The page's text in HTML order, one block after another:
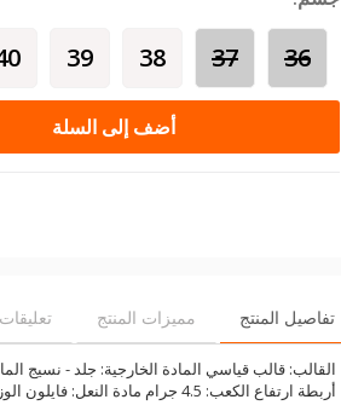
36
37
38
39
أضف إلى السلة
تفاصيل المنتج مميزات المنتج تعليقات
القالب: قالب قياسي المادة الخارجية: جلد - نسيج
أربطة ارتفاع الكعب: 4.5 جرام مادة النعل: فايلون الوزن: 176 جرام